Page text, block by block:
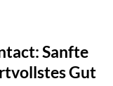
Sanfte
Gut